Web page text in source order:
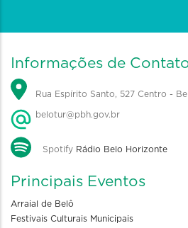
Informações de
Rua Espírito Santo, 527 Centro -
belotur@pbh.gov.br
Spotify Rádio Belo Horizonte
Principais Eventos
Arraial de Belô
Festivais Culturais Municipais